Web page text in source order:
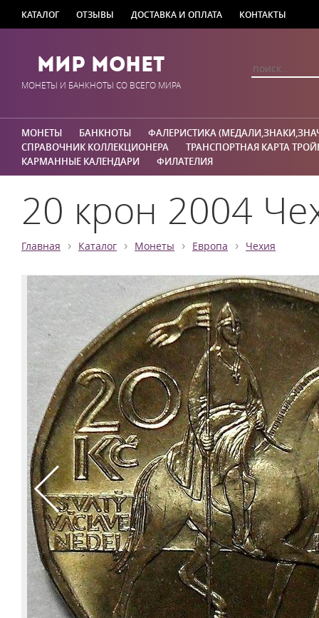
КАТАЛОГ ОТЗЫВЫ ДОСТАВКА И ОПЛАТА КОНТАКТЫ
Мир Монет
МОНЕТЫ И БАНКНОТЫ СО ВСЕГО МИРА
МОНЕТЫ БАНКНОТЫ
ФАЛЕРИСТИКА
СПРАВОЧНИК КОЛЛЕКЦИОНЕРА
ТРАНСПОРТНАЯ КАРТА
КАРМАННЫЕ КАЛЕНДАРИ
ФИЛАТЕЛИЯ
20 крон 2004
Главная › Каталог › Монеты › Европа › Чехия